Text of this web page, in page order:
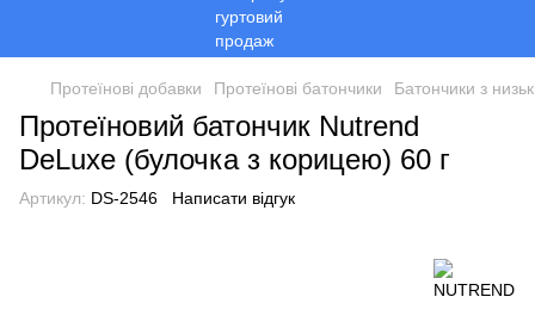
Протеїнові добавки Протеїнові батончики Батончики з
Протеїновий батончик Nutrend
DeLuxe (булочка з корицею) 60 г
Артикул: DS-2546 Написати відгук